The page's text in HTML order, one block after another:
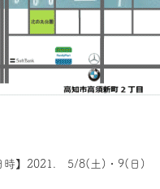
時】2021. 5/8(土)・9(日)